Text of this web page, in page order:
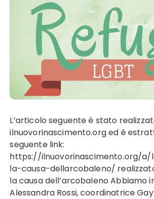
L’articolo seguente è stato
ilnuovorinascimento.org ed è
seguente link:
https://ilnuovorinascimento.org/
la-causa-dellarcobaleno/
la causa dell’arcobaleno Abbiamo
Alessandra Rossi, coordinatrice Gay